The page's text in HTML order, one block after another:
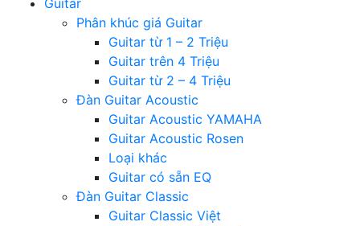
Guitar
Phân khúc giá Guitar
Guitar từ 1 – 2 Triệu
Guitar trên 4 Triệu
Guitar từ 2 – 4 Triệu
Đàn Guitar Acoustic
Guitar Acoustic YAMAHA
Guitar Acoustic Rosen
Loại khác
Guitar có sẵn EQ
Đàn Guitar Classic
Guitar Classic Việt